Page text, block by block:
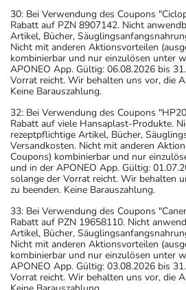
30: Bei Verwendung des Coupons
Rabatt auf PZN 8907142. Nicht
Artikel, Bücher,
Nicht mit anderen Aktionsvorteilen
kombinierbar und nur einzulösen unter
APONEO App. Gültig: 06.08.2026 bis
Vorrat reicht. Wir behalten uns vor, die
Keine Barauszahlung.
32: Bei Verwendung des Coupons
Rabatt auf viele Hansaplast-Produkte.
rezeptpflichtige Artikel, Bücher,
Versandkosten. Nicht mit anderen
Coupons) kombinierbar und nur
und in der APONEO App. Gültig:
solange der Vorrat reicht. Wir behalten
zu beenden. Keine Barauszahlung.
33: Bei Verwendung des Coupons
Rabatt auf PZN 19658110. Nicht
Artikel, Bücher,
Nicht mit anderen Aktionsvorteilen
kombinierbar und nur einzulösen unter
APONEO App. Gültig: 03.08.2026 bis
Vorrat reicht. Wir behalten uns vor, die